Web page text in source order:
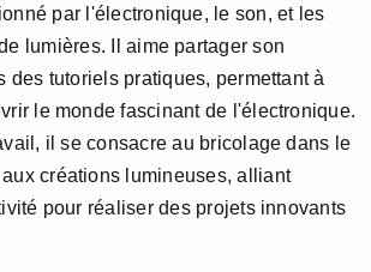
par l'électronique, le son, et les
lumières. Il aime partager son
des tutoriels pratiques, permettant à
le monde fascinant de l'électronique.
il se consacre au bricolage dans le
créations lumineuses, alliant
pour réaliser des projets innovants